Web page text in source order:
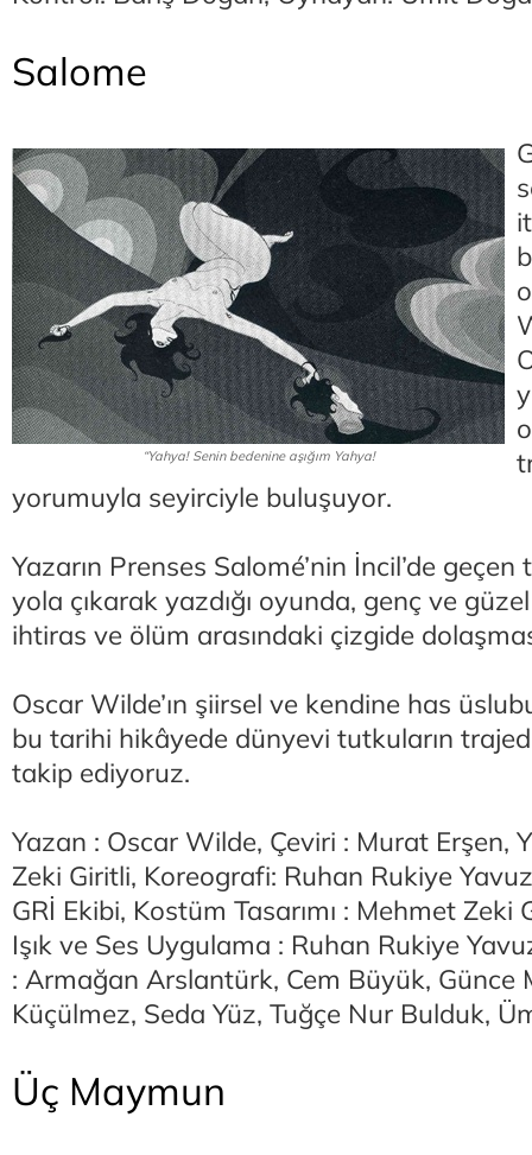
Salome
“Yahya! Senin bedenine aşığım Yahya!
yorumuyla seyirciyle buluşuyor.
Yazarın Prenses Salomé’nin İncil’de
yola çıkarak yazdığı oyunda, genç ve güzel
ihtiras ve ölüm arasındaki çizgide
Oscar Wilde’ın şiirsel ve kendine has
bu tarihi hikâyede dünyevi tutkuların
takip ediyoruz.
Yazan : Oscar Wilde, Çeviri : Murat Erşen,
Zeki Giritli, Koreografi: Ruhan Rukiye
GRİ Ekibi, Kostüm Tasarımı : Mehmet Zeki
Işık ve Ses Uygulama : Ruhan Rukiye
: Armağan Arslantürk, Cem Büyük, Günce
Küçülmez, Seda Yüz, Tuğçe Nur Bulduk,
Üç Maymun